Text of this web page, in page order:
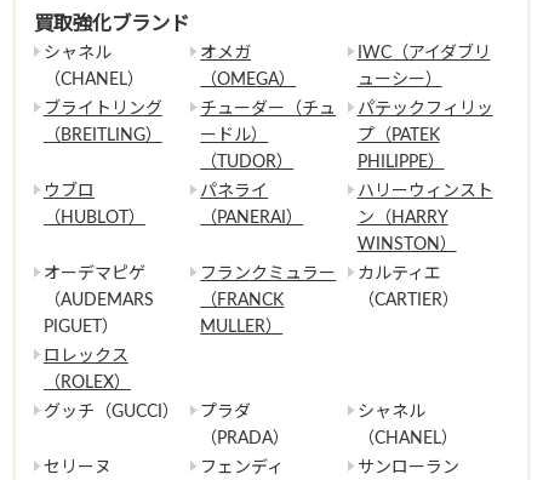
買取強化ブランド
シャネル
（CHANEL）
オメガ
（OMEGA）
IWC（アイダブリ
ューシー）
ブライトリング
（BREITLING）
チューダー（チュ
ードル）
（TUDOR）
パテックフィリッ
プ（PATEK
PHILIPPE）
ウブロ
（HUBLOT）
パネライ
（PANERAI）
ハリーウィンスト
ン（HARRY
WINSTON）
オーデマピゲ
（AUDEMARS
PIGUET）
フランクミュラー
（FRANCK
MULLER）
カルティエ
（CARTIER）
ロレックス
（ROLEX）
グッチ（GUCCI）
プラダ
（PRADA）
シャネル
（CHANEL）
セリーヌ
フェンディ サンローラン